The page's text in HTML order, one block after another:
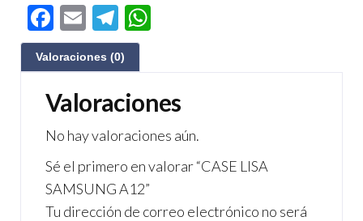
F
ac
e
b
o
o
k
E
m
ail
Te
le
gr
a
m
s
A
p
p
Valoraciones (0)
Valoraciones
No hay valoraciones aún.
Sé el primero en valorar “CASE LISA
SAMSUNG A12”
Tu dirección de correo electrónico no será